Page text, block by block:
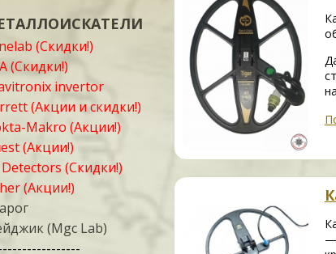
(Скидки!)
(Скидки!)
invertor
(Акции и скидки!)
Makro (Акции!)
(Акции!)
Detectors (Скидки!)
(Акции!)
(Mgc Lab)
—